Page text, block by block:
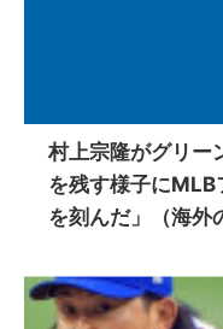
村上宗隆がグリー
を残す様子に
を刻んだ」（海外